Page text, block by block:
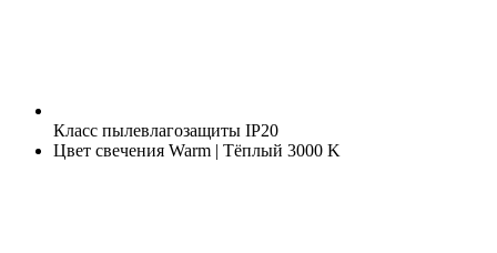
Класс пылевлагозащиты IP20
Цвет свечения Warm | Тёплый 3000 K